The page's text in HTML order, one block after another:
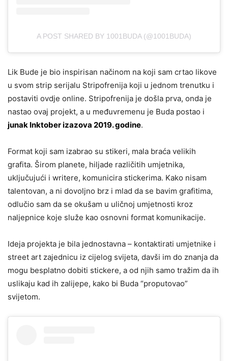
A POST SHARED BY 1001BUDA (@1001BUDA)
Lik Bude je bio inspirisan načinom na koji sam crtao likove
u svom strip serijalu Stripofrenija koji u jednom trenutku i
postaviti ovdje online. Stripofrenija je došla prva, onda je
nastao ovaj projekt, a u međuvremenu je Buda postao i
junak Inktober izazova 2019. godine.
Format koji sam izabrao su stikeri, mala braća velikih
grafita. Širom planete, hiljade različitih umjetnika,
uključujući i writere, komunicira stickerima. Kako nisam
talentovan, a ni dovoljno brz i mlad da se bavim grafitima,
odlučio sam da se okušam u uličnoj umjetnosti kroz
naljepnice koje služe kao osnovni format komunikacije.
Ideja projekta je bila jednostavna – kontaktirati umjetnike i
street art zajednicu iz cijelog svijeta, davši im do znanja da
mogu besplatno dobiti stickere, a od njih samo tražim da ih
uslikaju kad ih zalijepe, kako bi Buda “proputovao”
svijetom.